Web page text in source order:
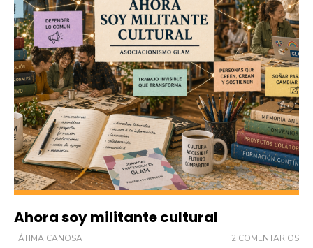
Ahora soy militante cultural
FÁTIMA CANOSA 2 COMENTARIOS